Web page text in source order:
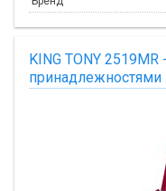
KING TONY